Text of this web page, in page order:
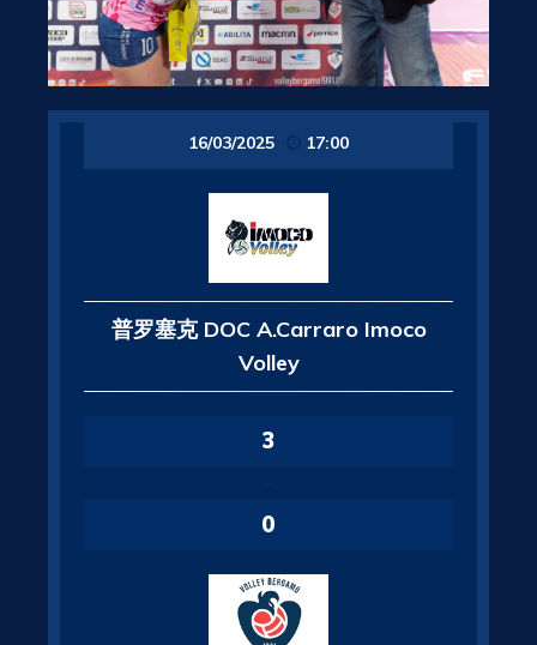
16/03/2025 17:00
普罗塞克 DOC A.Carraro Imoco
Volley
3
0